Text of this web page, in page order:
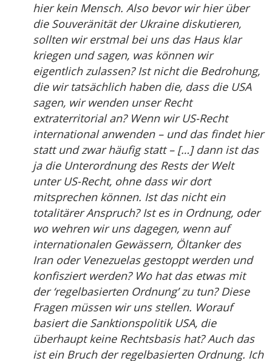
hier kein Mensch. Also bevor wir hier über
die Souveränität der Ukraine diskutieren,
sollten wir erstmal bei uns das Haus klar
kriegen und sagen, was können wir
eigentlich zulassen? Ist nicht die Bedrohung,
die wir tatsächlich haben die, dass die USA
sagen, wir wenden unser Recht
extraterritorial an? Wenn wir US-Recht
international anwenden – und das findet hier
statt und zwar häufig statt – […] dann ist das
ja die Unterordnung des Rests der Welt
unter US-Recht, ohne dass wir dort
mitsprechen können. Ist das nicht ein
totalitärer Anspruch? Ist es in Ordnung, oder
wo wehren wir uns dagegen, wenn auf
internationalen Gewässern, Öltanker des
Iran oder Venezuelas gestoppt werden und
konfisziert werden? Wo hat das etwas mit
der ‘regelbasierten Ordnung’ zu tun? Diese
Fragen müssen wir uns stellen. Worauf
basiert die Sanktionspolitik USA, die
überhaupt keine Rechtsbasis hat? Auch das
ist ein Bruch der regelbasierten Ordnung. Ich